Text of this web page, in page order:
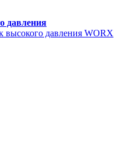
давления
высокого давления WORX